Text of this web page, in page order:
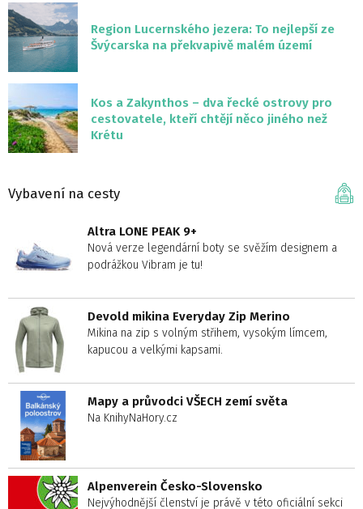
Region Lucernského jezera: To nejlepší ze
Švýcarska na překvapivě malém území
Kos a Zakynthos – dva řecké ostrovy pro
cestovatele, kteří chtějí něco jiného než
Krétu
Vybavení na cesty
Altra LONE PEAK 9+
Nová verze legendární boty se svěžím designem a
podrážkou Vibram je tu!
Devold mikina Everyday Zip Merino
Mikina na zip s volným střihem, vysokým límcem,
kapucou a velkými kapsami.
Mapy a průvodci VŠECH zemí světa
Na KnihyNaHory.cz
Alpenverein Česko-Slovensko
Nejvýhodnější členství je právě v této oficiální sekci